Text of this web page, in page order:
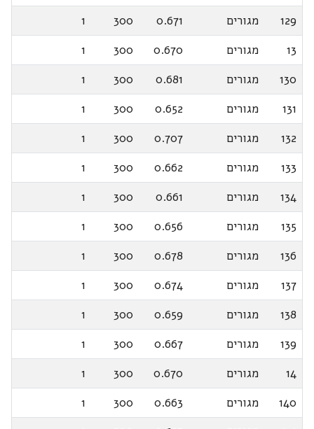
129
מגורים 0.671
300
1
13
מגורים 0.670
300
1
130
מגורים 0.681
300
1
131
מגורים 0.652
300
1
132
מגורים 0.707
300
1
133
מגורים 0.662
300
1
134
מגורים 0.661
300
1
135
מגורים 0.656
300
1
136
מגורים 0.678
300
1
137
מגורים 0.674
300
1
138
מגורים 0.659
300
1
139
מגורים 0.667
300
1
14
מגורים 0.670
300
1
140
מגורים 0.663
300
1